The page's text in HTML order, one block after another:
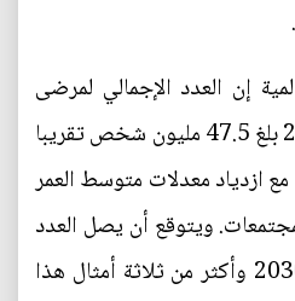
إن العدد الإجمالي لمرضى
خرف الشيخوخة في 2015 بلغ 47.5 مليون شخص تقريبا
ازدياد معدلات متوسط العمر
ويتوقع أن يصل العدد
إلى 75.6 مليون بحلول 2030 وأكثر من ثلاثة أمثال هذا